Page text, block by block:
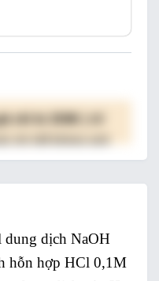
chỉ từ 250K )
dung dịch NaOH
hỗn hợp HCl 0,1M